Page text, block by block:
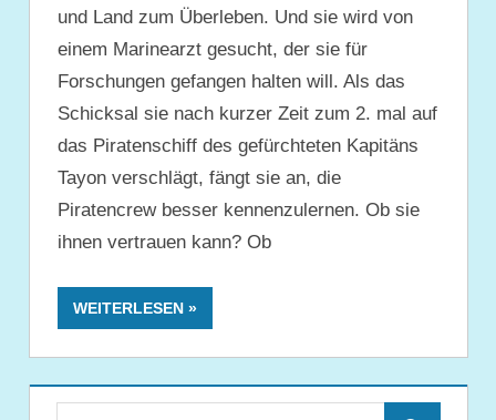
und Land zum Überleben. Und sie wird von
einem Marinearzt gesucht, der sie für
Forschungen gefangen halten will. Als das
Schicksal sie nach kurzer Zeit zum 2. mal auf
das Piratenschiff des gefürchteten Kapitäns
Tayon verschlägt, fängt sie an, die
Piratencrew besser kennenzulernen. Ob sie
ihnen vertrauen kann? Ob
WEITERLESEN